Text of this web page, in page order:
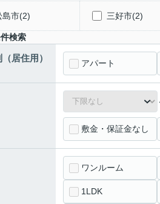
島市(2) 三好市(2)
検索
居住用） アパート
敷金・保証金なし
ワンルーム
1LDK